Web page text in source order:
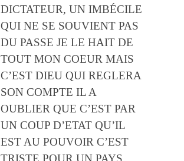
DICTATEUR, UN IMBÉCILE
QUI NE SE SOUVIENT PAS
DU PASSE JE LE HAIT DE
TOUT MON COEUR MAIS
C’EST DIEU QUI REGLERA
SON COMPTE IL A
OUBLIER QUE C’EST PAR
UN COUP D’ETAT QU’IL
EST AU POUVOIR C’EST